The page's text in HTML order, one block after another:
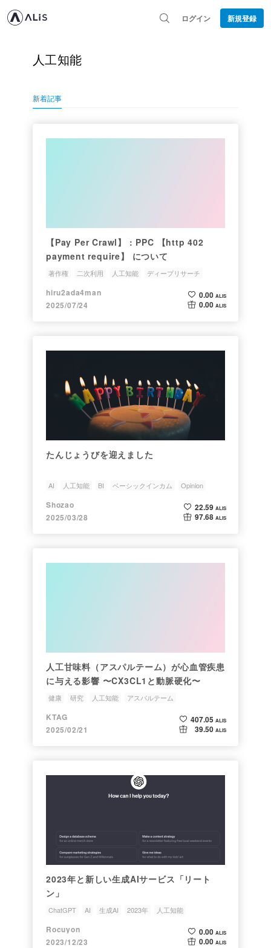
ログイン 新規登録
人工知能
新着記事
【Pay Per Crawl】 : PPC 【http 402
payment require】 について
著作権 二次利用 人工知能
ディープリサーチ
出力レポート
hiru2ada4man
2025/07/24
0.00 ALIS
0.00 ALIS
たんじょうびを迎えました
AI 人工知能 BI ベーシックインカム Opinion
Shozao
2025/03/28
22.59 ALIS
97.68 ALIS
人工甘味料（アスパルテーム）が心血管疾患
に与える影響 〜CX3CL1と動脈硬化〜
健康 研究 人工知能 アスパルテーム
KTAG
2025/02/21
407.05 ALIS
39.50 ALIS
2023年と新しい生成AIサービス「リート
ン」
ChatGPT AI 生成AI 2023年 人工知能
Rocuyon
2023/12/23
0.00 ALIS
0.00 ALIS